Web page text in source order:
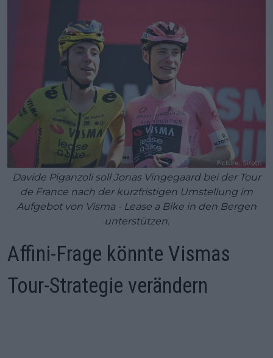
Davide Piganzoli soll Jonas Vingegaard bei der Tour
de France nach der kurzfristigen Umstellung im
Aufgebot von Visma - Lease a Bike in den Bergen
unterstützen.
Affini-Frage könnte Vismas
Tour-Strategie verändern